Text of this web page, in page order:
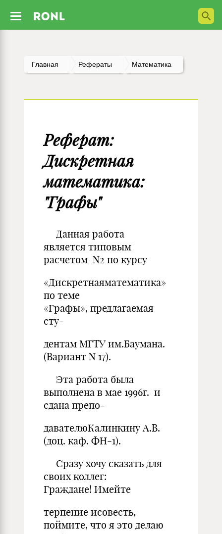
Главная Рефераты Математика
Реферат:
Дискретная
математика:
"Графы"
Данная работа
является типовым
расчетом N2 по курсу
«Дискретнаяматематика»
по теме
«Графы», предлагаемая
сту-
дентам МГТУ им.Баумана.
(Вариант N 17).
Эта работа была
выполнена в мае 1996г. и
сдана препо-
давателюКалинкину А.В.
(доц. каф. ФН-1).
Сразу хочу сказать для
своих коллег:
Граждане! Имейте
терпение исовесть,
поймите, что я это делаю